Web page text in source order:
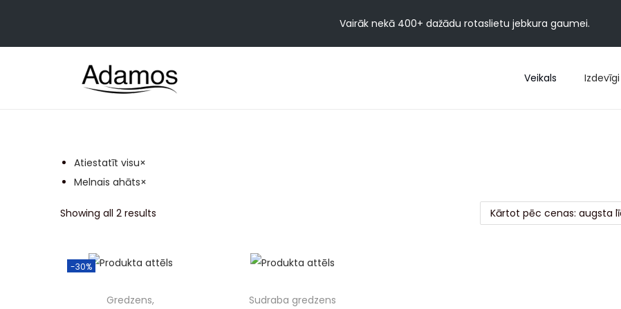
Vairāk nekā 400+ dažādu rotaslietu jebkura gaumei.
Veikals Izdevīgi
Atiestatīt visu×
Melnais ahāts×
Showing all 2 results
-30%
Gredzens,
Sudraba gredzens